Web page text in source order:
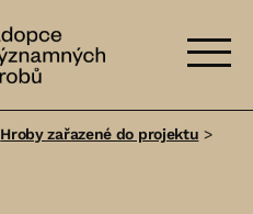
významných
Hroby zařazené do projektu >